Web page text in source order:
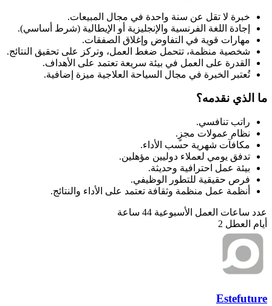
خبرة لا تقل عن سنة واحدة في مجال المبيعات.
إجادة اللغة الفرنسية والإنجليزية أو الإيطالية (شرط أساسي).
مهارات قوية في التفاوض وإغلاق الصفقات.
شخصية منظمة، تتحمل ضغط العمل، وتركز على تحقيق النتائج.
القدرة على العمل في بيئة سريعة تعتمد على الأهداف.
تُعتبر الخبرة في مجال السياحة العلاجية ميزة إضافية.
ما الذي نقدمه؟
راتب تنافسي.
نظام عمولات مجزٍ.
مكافآت شهرية حسب الأداء.
تدفق يومي لعملاء دوليين مؤهلين.
بيئة عمل احترافية وحديثة.
فرص حقيقية للتطور الوظيفي.
أنظمة عمل منظمة وثقافة تعتمد على الأداء والنتائج.
عدد ساعات العمل الأسبوعية 44 ساعة
أيام العطل 2
Estefuture